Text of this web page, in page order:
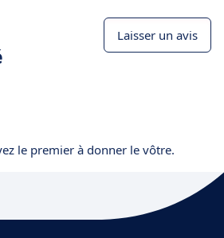
Laisser un avis
le premier à donner le vôtre.